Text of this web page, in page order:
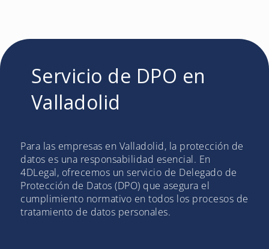
Servicio de DPO en
Valladolid
Para las empresas en Valladolid, la protección de
datos es una responsabilidad esencial. En
4DLegal, ofrecemos un servicio de Delegado de
Protección de Datos (DPO) que asegura el
cumplimiento normativo en todos los procesos de
tratamiento de datos personales.